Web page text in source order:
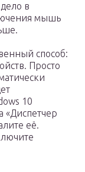
в
мышь
способ:
Просто
10
«Диспетчер
её.